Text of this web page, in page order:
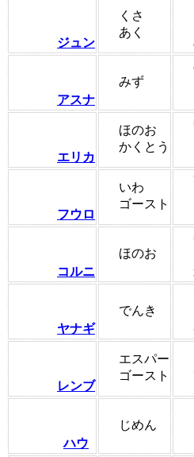
ジュン
くさ
あく
アスナ
みず
エリカ
ほのお
かくとう
フウロ
いわ
ゴースト
コルニ
ほのお
ヤナギ
でんき
レンブ
エスパー
ゴースト
ハウ
じめん